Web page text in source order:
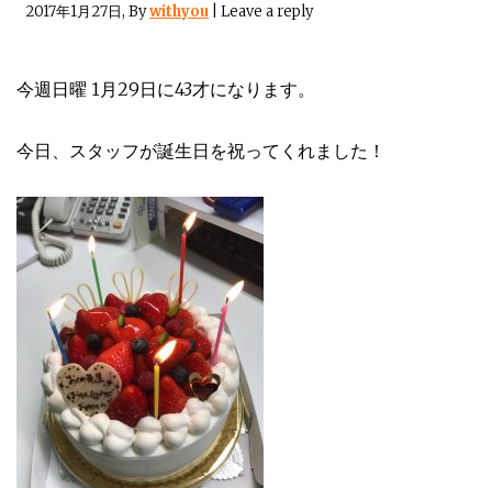
2017年1月27日, Bywithyou Leave a reply
今週日曜 1月29日に43才になります。
今日、スタッフが誕生日を祝ってくれました！